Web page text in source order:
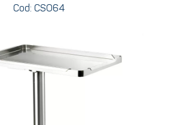
Cod: CSO64